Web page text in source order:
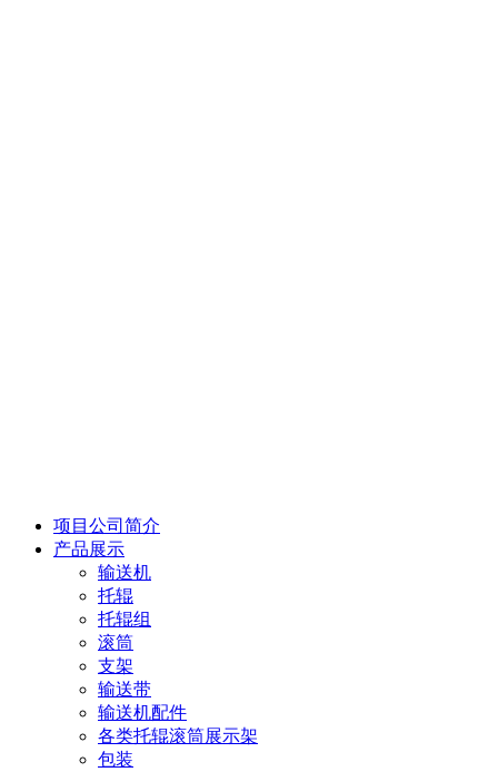
项目公司简介
产品展示
输送机
托辊
托辊组
滚筒
支架
输送带
输送机配件
各类托辊滚筒展示架
包装